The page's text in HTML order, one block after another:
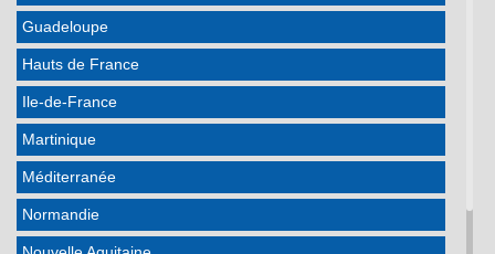
Guadeloupe
Hauts de France
Ile-de-France
Martinique
Méditerranée
Normandie